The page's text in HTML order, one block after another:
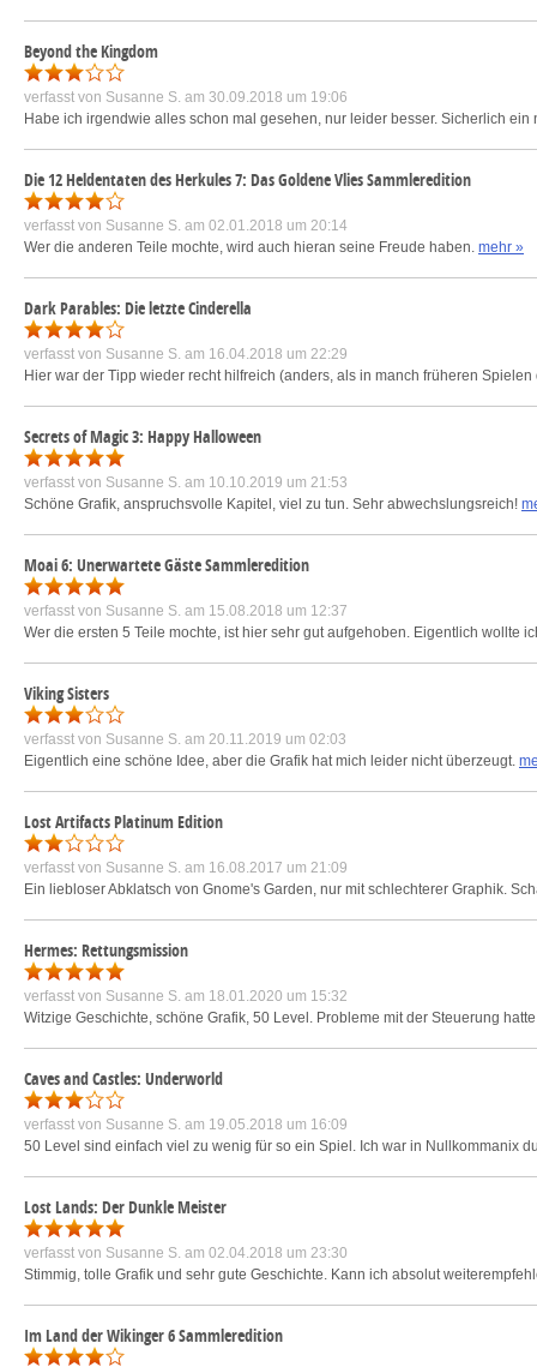
Beyond the Kingdom
verfasst von Susanne S. am 30.09.2018 um 19:06
Habe ich irgendwie alles schon mal gesehen, nur leider besser. Sicherlich
Die 12 Heldentaten des Herkules 7: Das Goldene Vlies Sammleredition
verfasst von Susanne S. am 02.01.2018 um 20:14
Wer die anderen Teile mochte, wird auch hieran seine Freude haben. mehr »
Dark Parables: Die letzte Cinderella
verfasst von Susanne S. am 16.04.2018 um 22:29
Hier war der Tipp wieder recht hilfreich (anders, als in manch früheren
Secrets of Magic 3: Happy Halloween
verfasst von Susanne S. am 10.10.2019 um 21:53
Schöne Grafik, anspruchsvolle Kapitel, viel zu tun. Sehr abwechslungsreich!
Moai 6: Unerwartete Gäste Sammleredition
verfasst von Susanne S. am 15.08.2018 um 12:37
Wer die ersten 5 Teile mochte, ist hier sehr gut aufgehoben. Eigentlich wollte
Viking Sisters
verfasst von Susanne S. am 20.11.2019 um 02:03
Eigentlich eine schöne Idee, aber die Grafik hat mich leider nicht überzeugt.
Lost Artifacts Platinum Edition
verfasst von Susanne S. am 16.08.2017 um 21:09
Ein liebloser Abklatsch von Gnome's Garden, nur mit schlechterer Graphik.
Hermes: Rettungsmission
verfasst von Susanne S. am 18.01.2020 um 15:32
Witzige Geschichte, schöne Grafik, 50 Level. Probleme mit der Steuerung
Caves and Castles: Underworld
verfasst von Susanne S. am 19.05.2018 um 16:09
50 Level sind einfach viel zu wenig für so ein Spiel. Ich war in Nullkommanix
Lost Lands: Der Dunkle Meister
verfasst von Susanne S. am 02.04.2018 um 23:30
Stimmig, tolle Grafik und sehr gute Geschichte. Kann ich absolut
Im Land der Wikinger 6 Sammleredition